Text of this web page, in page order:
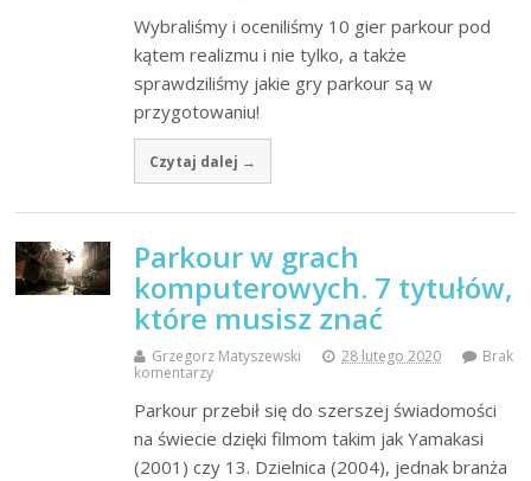
Wybraliśmy i oceniliśmy 10 gier parkour pod
kątem realizmu i nie tylko, a także
sprawdziliśmy jakie gry parkour są w
przygotowaniu!
Czytaj dalej →
Parkour w grach
komputerowych. 7 tytułów,
które musisz znać
Grzegorz Matyszewski 28 lutego 2020
Brak
komentarzy
Parkour przebił się do szerszej świadomości
na świecie dzięki filmom takim jak Yamakasi
(2001) czy 13. Dzielnica (2004), jednak branża